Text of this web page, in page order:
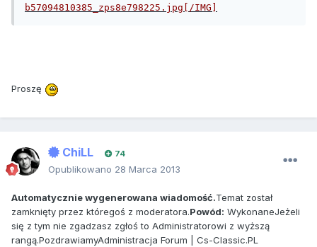
b57094810385_zps8e798225.jpg[/IMG]
Proszę
ChiLL 74
Opublikowano 28 Marca 2013
Automatycznie wygenerowana wiadomość.Temat został
zamknięty przez któregoś z moderatora.Powód: WykonaneJeżeli
się z tym nie zgadzasz zgłoś to Administratorowi z wyższą
rangą.PozdrawiamyAdministracja Forum | Cs-Classic.PL